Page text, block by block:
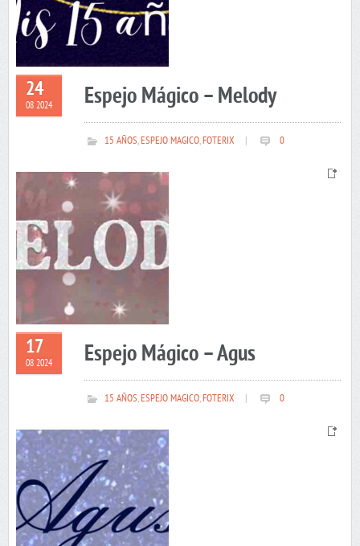
24
08 2024 Espejo Mágico – Melody
15 AÑOS,ESPEJO MAGICO,FOTERIX 0
17
08 2024 Espejo Mágico – Agus
15 AÑOS,ESPEJO MAGICO,FOTERIX 0